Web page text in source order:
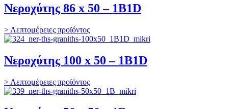
Νεροχύτης 86 x 50 – 1B1D
> Λεπτομέρειες προϊόντος
Νεροχύτης 100 x 50 – 1B1D
> Λεπτομέρειες προϊόντος